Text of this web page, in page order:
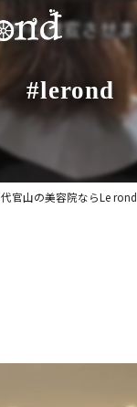
#lerond
代官山の美容院ならLe rond